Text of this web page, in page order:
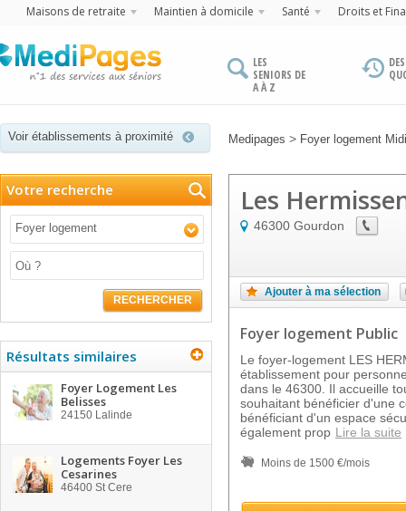
Maisons de retraite Maintien à domicile Santé Droits et
LES
SENIORS DE
A À Z
Voir établissements à proximité Medipages > Foyer logement
Votre recherche
Foyer logement
RECHERCHER
Résultats similaires
Foyer Logement Les
Belisses
24150 Lalinde
Logements Foyer Les
Cesarines
46400 St Cere
Les
46300 Gourdon
Ajouter à ma sélection
Foyer logement Public
Le foyer-logement LES
établissement pour
dans le 46300. Il accueille
souhaitant bénéficier d'une
bénéficiant d'un espace
également prop Lire la suite
Moins de 1500 €/mois